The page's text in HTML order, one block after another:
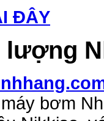
ĐÂY
lượng
bơm